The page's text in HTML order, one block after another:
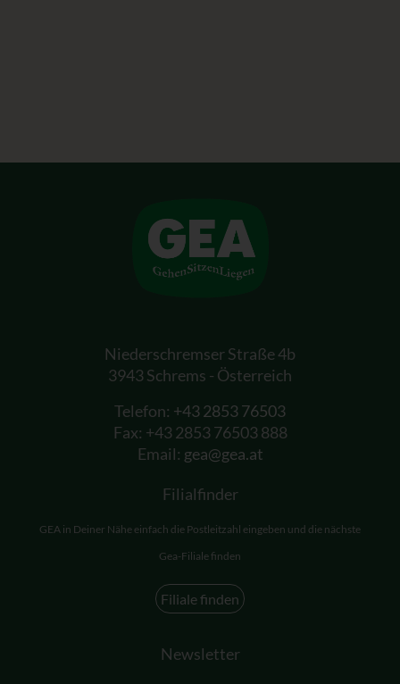
Niederschremser Straße 4b
3943 Schrems - Österreich
Telefon: +43 2853 76503
Fax: +43 2853 76503 888
Email: gea@gea.at
Filialfinder
GEA in Deiner Nähe einfach die Postleitzahl eingeben und die nächste
Gea-Filiale finden
Filiale finden
Newsletter